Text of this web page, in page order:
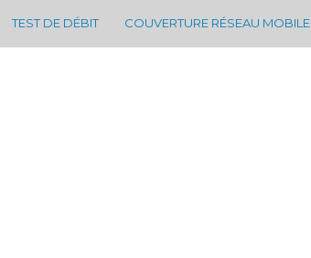
TEST DE DÉBIT COUVERTURE RÉSEAU MOBILE